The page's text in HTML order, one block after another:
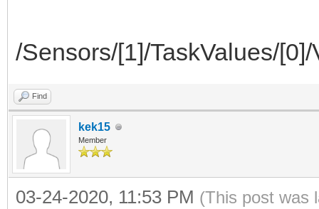
/Sensors/[1]/TaskValues/[0]/
Find
kek15
Member
03-24-2020, 11:53 PM (This post was